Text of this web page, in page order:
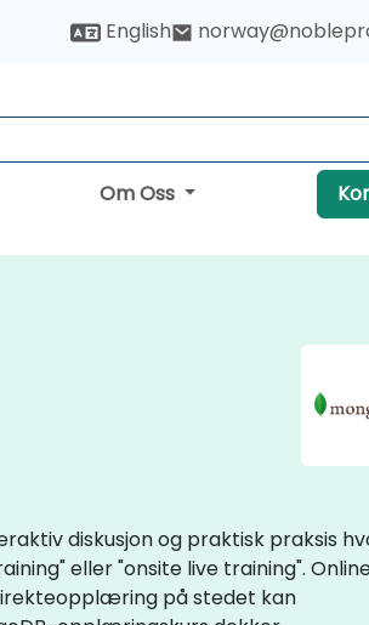
English
Om Oss
diskusjon og praktisk praksis
eller "onsite live training".
på stedet kan